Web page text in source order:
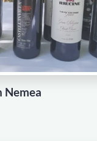
Nemea